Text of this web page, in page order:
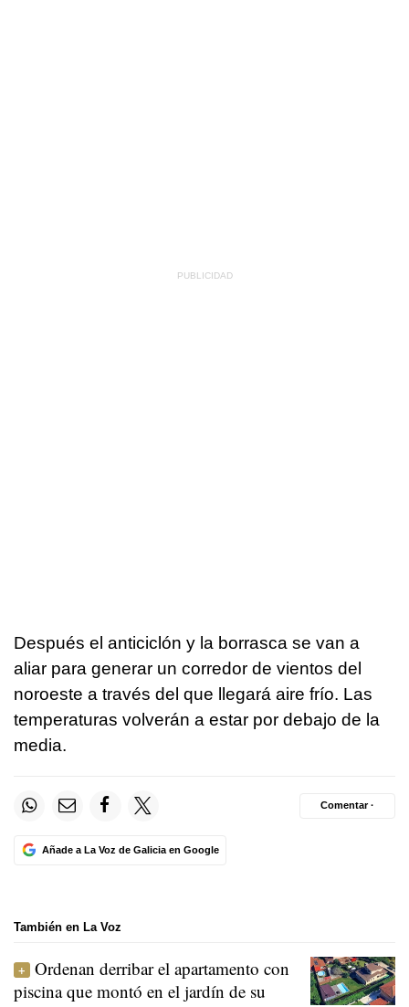
Después el anticiclón y la borrasca se van a
aliar para generar un corredor de vientos del
noroeste a través del que llegará aire frío. Las
temperaturas volverán a estar por debajo de la
media.
Añade a La Voz de Galicia en Google
Comentar ·
También en La Voz
Ordenan derribar el apartamento con
piscina que montó en el jardín de su